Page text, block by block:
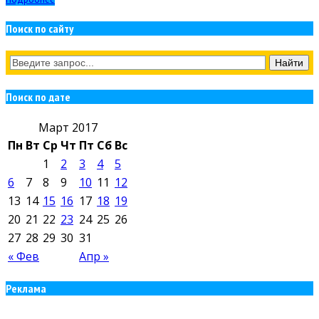
Поиск по сайту
Поиск по дате
Март 2017
Пн Вт Ср Чт Пт Сб Вс
« Фев Апр »
1 2 3 4
5
6
7 8 9 10 11 12
13 14 15 16 17 18 19
20 21 22 23 24 25 26
27 28 29 30 31
Реклама